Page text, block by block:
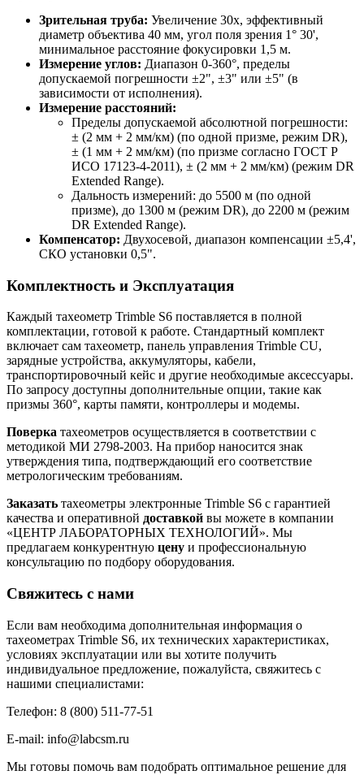
Зрительная труба: Увеличение 30x, эффективный
диаметр объектива 40 мм, угол поля зрения 1° 30',
минимальное расстояние фокусировки 1,5 м.
Измерение углов: Диапазон 0-360°, пределы
допускаемой погрешности ±2", ±3" или ±5" (в
зависимости от исполнения).
Измерение расстояний:
Пределы допускаемой абсолютной погрешности:
± (2 мм + 2 мм/км) (по одной призме, режим DR),
± (1 мм + 2 мм/км) (по призме согласно ГОСТ Р
ИСО 17123-4-2011), ± (2 мм + 2 мм/км) (режим DR
Extended Range).
Дальность измерений: до 5500 м (по одной
призме), до 1300 м (режим DR), до 2200 м (режим
DR Extended Range).
Компенсатор: Двухосевой, диапазон компенсации ±5,4',
СКО установки 0,5".
Комплектность и Эксплуатация
Каждый тахеометр Trimble S6 поставляется в полной
комплектации, готовой к работе. Стандартный комплект
включает сам тахеометр, панель управления Trimble CU,
зарядные устройства, аккумуляторы, кабели,
транспортировочный кейс и другие необходимые аксессуары.
По запросу доступны дополнительные опции, такие как
призмы 360°, карты памяти, контроллеры и модемы.
Поверка тахеометров осуществляется в соответствии с
методикой МИ 2798-2003. На прибор наносится знак
утверждения типа, подтверждающий его соответствие
метрологическим требованиям.
Заказать тахеометры электронные Trimble S6 с гарантией
качества и оперативной доставкой вы можете в компании
«ЦЕНТР ЛАБОРАТОРНЫХ ТЕХНОЛОГИЙ». Мы
предлагаем конкурентную цену и профессиональную
консультацию по подбору оборудования.
Свяжитесь с нами
Если вам необходима дополнительная информация о
тахеометрах Trimble S6, их технических характеристиках,
условиях эксплуатации или вы хотите получить
индивидуальное предложение, пожалуйста, свяжитесь с
нашими специалистами:
Телефон: 8 (800) 511-77-51
E-mail: info@labcsm.ru
Мы готовы помочь вам подобрать оптимальное решение для